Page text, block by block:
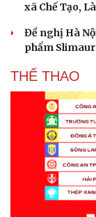
xã Chế Tạo,
Đề nghị Hà
phẩm
THỂ THAO